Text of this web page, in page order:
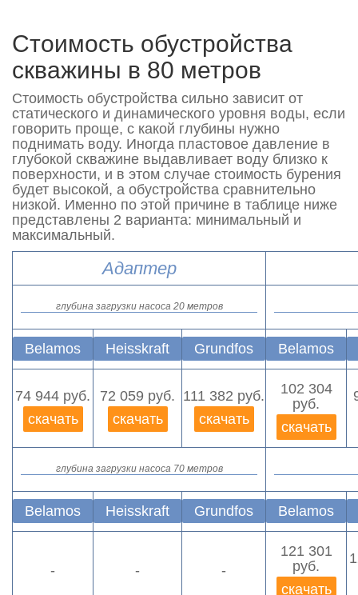
Стоимость обустройства
скважины в 80 метров
Стоимость обустройства сильно зависит от
статического и динамического уровня воды, если
говорить проще, с какой глубины нужно
поднимать воду. Иногда пластовое давление в
глубокой скважине выдавливает воду близко к
поверхности, и в этом случае стоимость бурения
будет высокой, а обустройства сравнительно
низкой. Именно по этой причине в таблице ниже
представлены 2 варианта: минимальный и
максимальный.
Адаптер
глубина загрузки насоса 20 метров
Belamos Heisskraft Grundfos Belamos
74 944 руб.
скачать
72 059 руб.
скачать
111 382 руб.
скачать
102 304
руб.
скачать
глубина загрузки насоса 70 метров
Belamos Heisskraft Grundfos Belamos
- - -
121 301
руб.
скачать